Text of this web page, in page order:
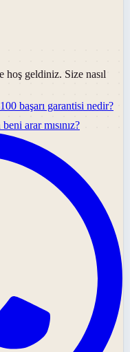
hoş geldiniz. Size nasıl
başarı garantisi nedir?
arar mısınız?